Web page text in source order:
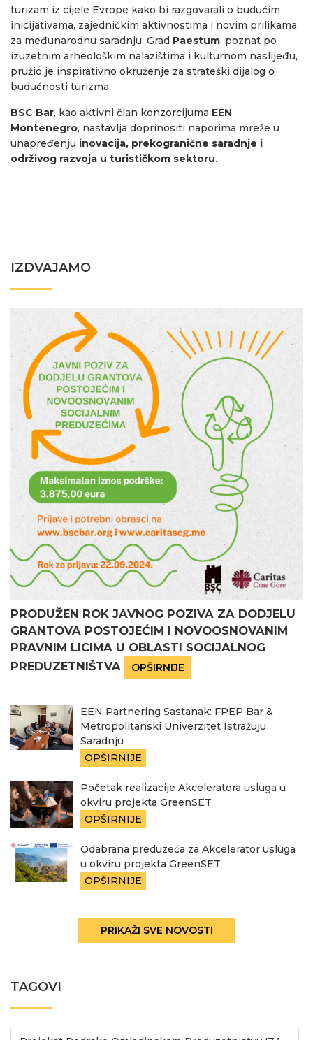
turizam iz cijele Evrope kako bi razgovarali o budućim
inicijativama, zajedničkim aktivnostima i novim prilikama
za međunarodnu saradnju. Grad Paestum, poznat po
izuzetnim arheološkim nalazištima i kulturnom naslijeđu,
pružio je inspirativno okruženje za strateški dijalog o
budućnosti turizma.
BSC Bar, kao aktivni član konzorcijuma EEN
Montenegro, nastavlja doprinositi naporima mreže u
unapređenju inovacija, prekogranične saradnje i
održivog razvoja u turističkom sektoru.
IZDVAJAMO
PRODUŽEN ROK JAVNOG POZIVA ZA DODJELU
GRANTOVA POSTOJEĆIM I NOVOOSNOVANIM
PRAVNIM LICIMA U OBLASTI SOCIJALNOG
PREDUZETNIŠTVA
OPŠIRNIJE
EEN Partnering Sastanak: FPEP Bar &
Metropolitanski Univerzitet Istražuju
Saradnju
OPŠIRNIJE
Početak realizacije Akceleratora usluga u
okviru projekta GreenSET
OPŠIRNIJE
Odabrana preduzeća za Akcelerator usluga
u okviru projekta GreenSET
OPŠIRNIJE
PRIKAŽI SVE NOVOSTI
TAGOVI